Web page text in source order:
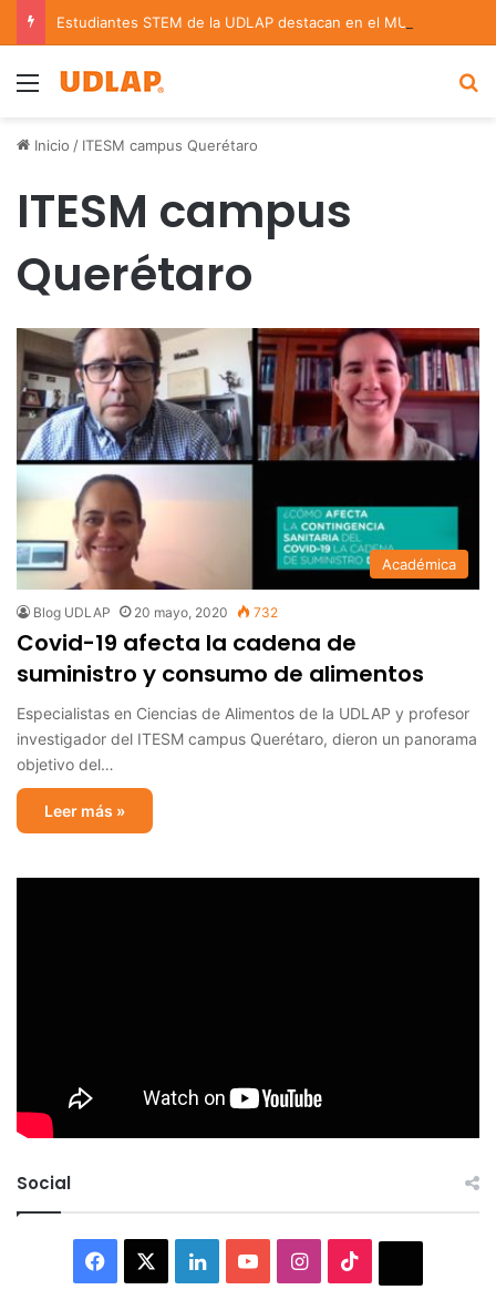
Menu
Inicio / ITESM campus Querétaro
ITESM campus
Querétaro
Académica
Blog UDLAP 20 mayo, 2020 732
Covid-19 afecta la cadena de
suministro y consumo de alimentos
Especialistas en Ciencias de Alimentos de la UDLAP y profesor
investigador del ITESM campus Querétaro, dieron un panorama
objetivo del…
Leer más »
Social
Facebook LinkedInYouTubeInstagram